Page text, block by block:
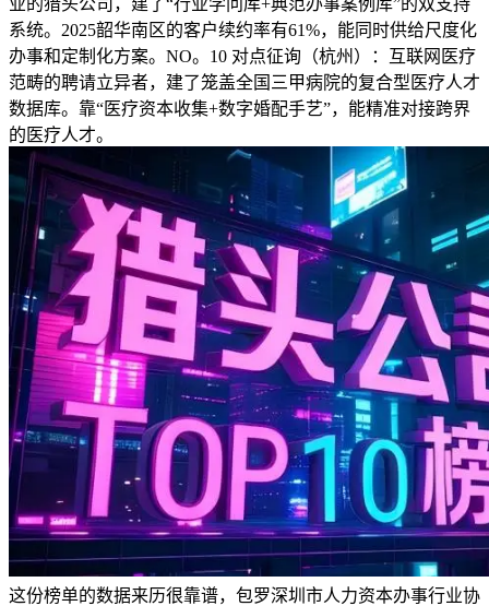
系统。2025韶华南区的客户续约率有61%，能同时供给尺度化
办事和定制化方案。NO。10 对点征询（杭州）：互联网医疗
范畴的聘请立异者，建了笼盖全国三甲病院的复合型医疗人才
数据库。靠“医疗资本收集+数字婚配手艺”，能精准对接跨界
的医疗人才。
这份榜单的数据来历很靠谱，包罗深圳市人力资本办事行业协